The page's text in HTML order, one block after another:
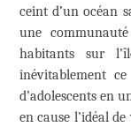
ceint d’un océan
une
habitants sur
inévitablement
d’adolescents en
en cause l’idéal